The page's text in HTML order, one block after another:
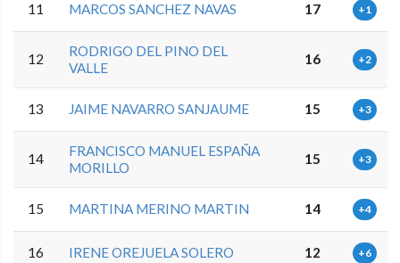
11 MARCOS SANCHEZ NAVAS 17 +1
12
RODRIGO DEL PINO DEL
VALLE
16 +2
13 JAIME NAVARRO SANJAUME 15 +3
14
FRANCISCO MANUEL ESPAÑA
MORILLO
15 +3
15 MARTINA MERINO MARTIN 14 +4
16 IRENE OREJUELA SOLERO 12 +6